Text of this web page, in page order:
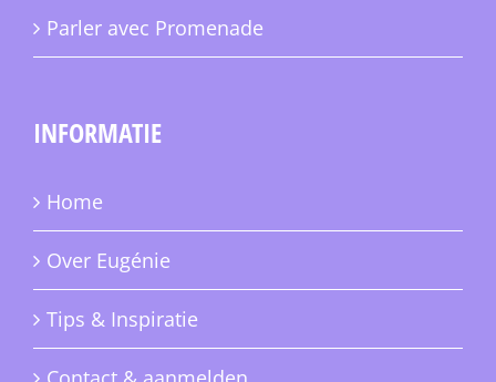
Parler avec Promenade
INFORMATIE
Home
Over Eugénie
Tips & Inspiratie